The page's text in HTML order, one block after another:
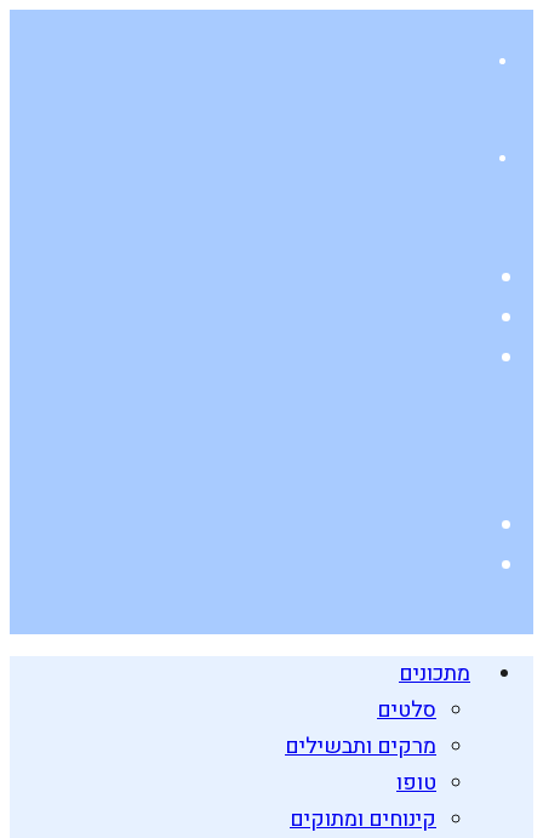
מתכונים
סלטים
מרקים ותבשילים
טופו
קינוחים ומתוקים